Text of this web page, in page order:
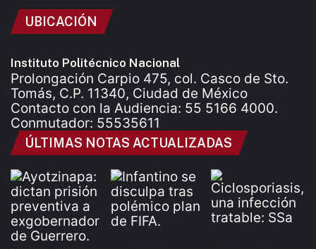
UBICACIÓN
Instituto Politécnico Nacional
Prolongación Carpio 475, col. Casco de Sto.
Tomás, C.P. 11340, Ciudad de México
Contacto con la Audiencia: 55 5166 4000.
Conmutador: 55535611
ÚLTIMAS NOTAS ACTUALIZADAS